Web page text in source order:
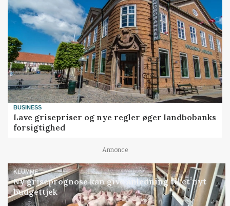
BUSINESS
Lave grisepriser og nye regler øger landbobanks
forsigtighed
Annonce
KLUMME
Ny griseprognose kan give anledning til et nyt
budgettjek